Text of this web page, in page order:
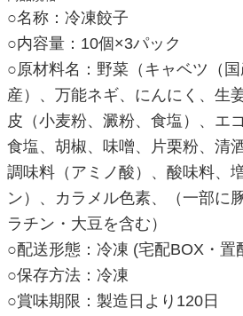
○名称：冷凍餃子
○内容量：10個×3パック
○原材料名：野菜（キャベツ（
産）、万能ネギ、にんにく、生
皮（小麦粉、澱粉、食塩）、エ
食塩、胡椒、味噌、片栗粉、清
調味料（アミノ酸）、酸味料、
ン）、カラメル色素、（一部に
ラチン・大豆を含む）
○配送形態：冷凍 (宅配BOX・置
○保存方法：冷凍
○賞味期限：製造日より120日